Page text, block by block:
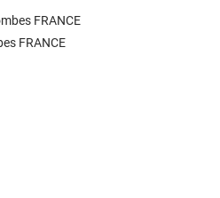
FRANCE
FRANCE